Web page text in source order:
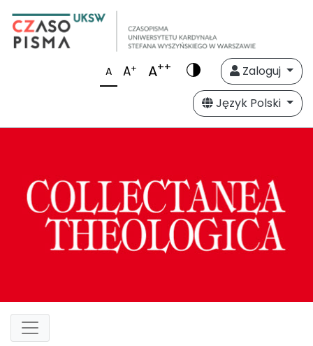
A A+ A++
Zaloguj
Język Polski